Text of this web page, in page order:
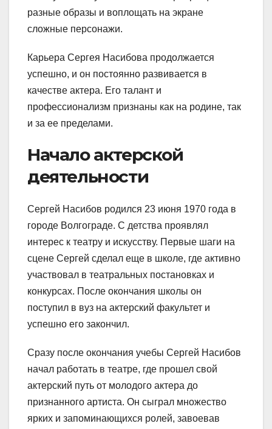
разные образы и воплощать на экране
сложные персонажи.
Карьера Сергея Насибова продолжается
успешно, и он постоянно развивается в
качестве актера. Его талант и
профессионализм признаны как на родине, так
и за ее пределами.
Начало актерской
деятельности
Сергей Насибов родился 23 июня 1970 года в
городе Волгограде. С детства проявлял
интерес к театру и искусству. Первые шаги на
сцене Сергей сделал еще в школе, где активно
участвовал в театральных постановках и
конкурсах. После окончания школы он
поступил в вуз на актерский факультет и
успешно его закончил.
Сразу после окончания учебы Сергей Насибов
начал работать в театре, где прошел свой
актерский путь от молодого актера до
признанного артиста. Он сыграл множество
ярких и запоминающихся ролей, завоевав